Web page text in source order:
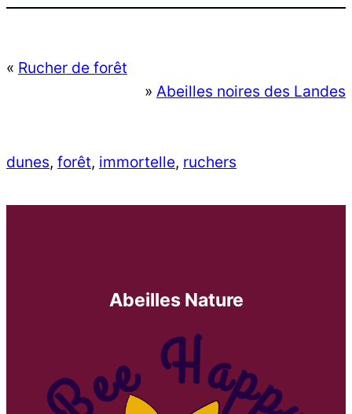
« Rucher de forêt
» Abeilles noires des Landes
dunes, forêt, immortelle, ruchers
Abeilles Nature